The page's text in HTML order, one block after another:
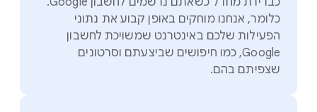
כלומר, אנחנו מוחקים באופן קבוע את נתוני
הפעילות שלכם באינטרנט שמשויכת לחשבון
Google, כמו חיפושים שביצעתם וסרטונים
שצפיתם בהם.